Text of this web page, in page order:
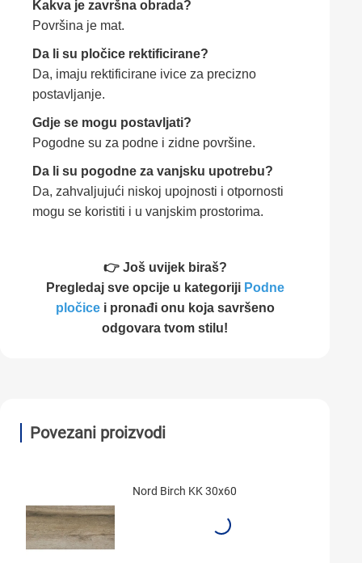
Kakva je završna obrada?
Površina je mat.
Da li su pločice rektificirane?
Da, imaju rektificirane ivice za precizno
postavljanje.
Gdje se mogu postavljati?
Pogodne su za podne i zidne površine.
Da li su pogodne za vanjsku upotrebu?
Da, zahvaljujući niskoj upojnosti i otpornosti
mogu se koristiti i u vanjskim prostorima.
👉 Još uvijek biraš?
Pregledaj sve opcije u kategoriji Podne
pločicei pronađi onu koja savršeno
odgovara tvom stilu!
Povezani proizvodi
Nord Birch KK 30x60